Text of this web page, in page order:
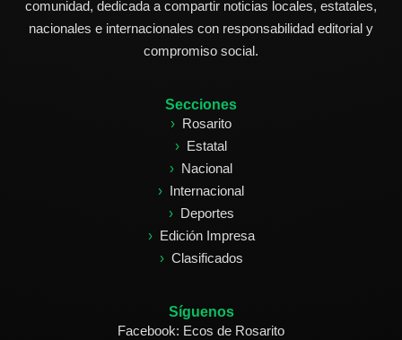
comunidad, dedicada a compartir noticias locales, estatales,
nacionales e internacionales con responsabilidad editorial y
compromiso social.
Secciones
Rosarito
Estatal
Nacional
Internacional
Deportes
Edición Impresa
Clasificados
Síguenos
Facebook: Ecos de Rosarito